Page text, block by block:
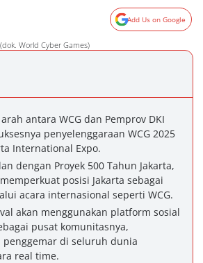
Add Us on Google
World Cyber Games)
antara WCG dan Pemprov DKI
penyelenggaraan WCG 2025
International Expo.
dengan Proyek 500 Tahun Jakarta,
posisi Jakarta sebagai
acara internasional seperti WCG.
akan menggunakan platform sosial
pusat komunitasnya,
penggemar di seluruh dunia
real time.